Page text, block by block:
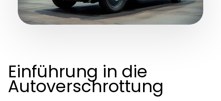
Einführung in die
Autoverschrottung